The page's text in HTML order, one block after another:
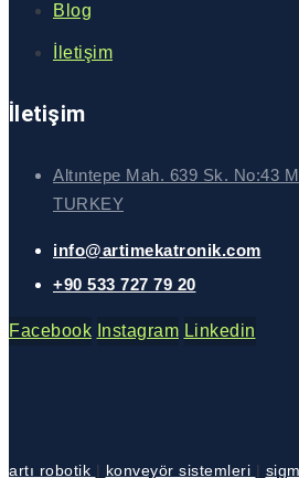
Blog
İletişim
İletişim
Altıntepe Mah. 639 Sk. No:43
TURKEY
info@artimekatronik.com
+90 533 727 79 20
Facebook Instagram Linkedin
artı robotik | konveyör sistemleri |